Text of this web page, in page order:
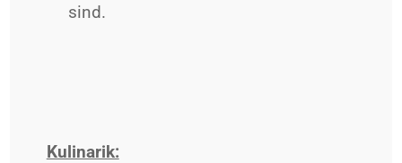
sind.
Kulinarik: